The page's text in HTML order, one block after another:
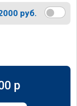
руб.
p